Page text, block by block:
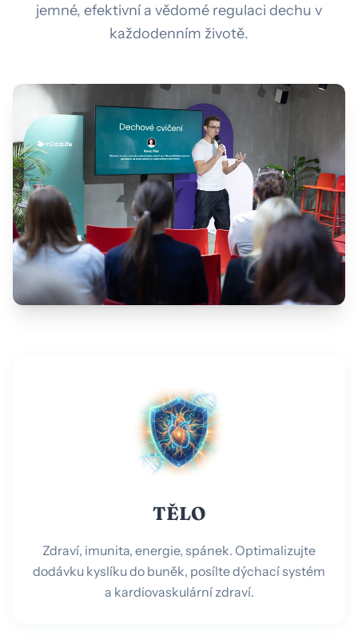
jemné, efektivní a vědomé regulaci dechu v
každodenním životě.
TĚLO
Zdraví, imunita, energie, spánek. Optimalizujte
dodávku kyslíku do buněk, posílte dýchací systém
a kardiovaskulární zdraví.